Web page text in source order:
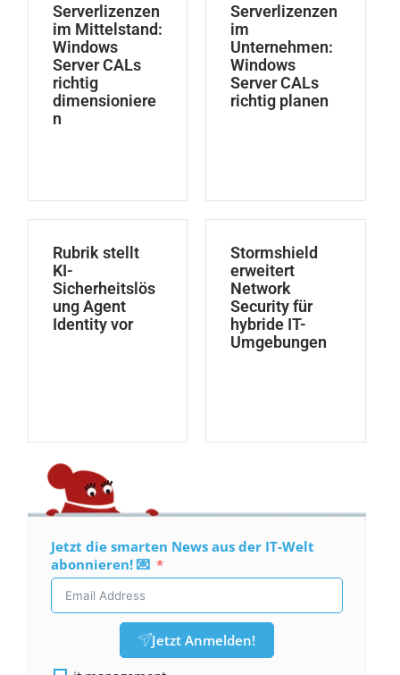
Serverlizenzen
im Mittelstand:
Windows
Server CALs
richtig
dimensioniere
n
Serverlizenzen
im
Unternehmen:
Windows
Server CALs
richtig planen
Rubrik stellt
KI-
Sicherheitslös
ung Agent
Identity vor
Stormshield
erweitert
Network
Security für
hybride IT-
Umgebungen
Jetzt die smarten News aus der IT-Welt
abonnieren! 💌
Jetzt Anmelden!